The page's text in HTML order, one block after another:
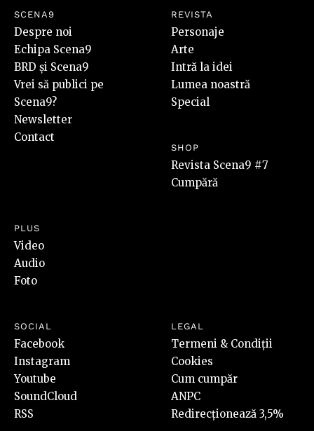
SCENA9
Despre noi
Echipa Scena9
BRD și Scena9
Vrei să publici pe
Scena9?
Newsletter
Contact
REVISTA
Personaje
Arte
Intră la idei
Lumea noastră
Special
SHOP
Revista Scena9 #7
Cumpără
PLUS
Video
Audio
Foto
SOCIAL
Facebook
Instagram
Youtube
SoundCloud
RSS
LEGAL
Termeni & Condiții
Cookies
Cum cumpăr
ANPC
Redirecționează 3,5%